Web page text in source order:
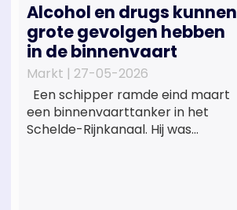
Alcohol en drugs kunnen
grote gevolgen hebben
in de binnenvaart
Markt | 27-05-2026
Een schipper ramde eind maart
een binnenvaarttanker in het
Schelde-Rijnkanaal. Hij was